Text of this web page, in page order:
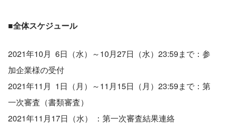
■全体スケジュール
2021年10月  6日（水）～10月27日（水）23:59まで：参
加企業様の受付
2021年11月  1日（月）～11月15日（月）23:59まで：第
一次審査（書類審査）
2021年11月17日（水） ：第一次審査結果連絡